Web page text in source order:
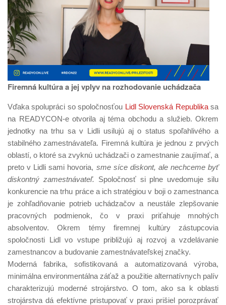
Firemná kultúra a jej vplyv na rozhodovanie uchádzača
Vďaka spolupráci so spoločnosťou Lidl Slovenská Republikasa
na READYCON-e otvorila aj téma obchodu a služieb. Okrem
jednotky na trhu sa v Lidli usilujú aj o status spoľahlivého a
stabilného zamestnávateľa. Firemná kultúra je jednou z prvých
oblastí, o ktoré sa zvyknú uchádzači o zamestnanie zaujímať, a
preto v Lidli sami hovoria, sme síce diskont, ale nechceme byť
diskontný zamestnávateľ. Spoločnosť si plne uvedomuje silu
konkurencie na trhu práce a ich stratégiou v boji o zamestnanca
je zohľadňovanie potrieb uchádzačov a neustále zlepšovanie
pracovných podmienok, čo v praxi priťahuje mnohých
absolventov. Okrem témy firemnej kultúry zástupcovia
spoločnosti Lidl vo vstupe približujú aj rozvoj a vzdelávanie
zamestnancov a budovanie zamestnávateľskej značky.
Moderná fabrika, sofistikovaná a automatizovaná výroba,
minimálna environmentálna záťaž a použitie alternatívnych palív
charakterizujú moderné strojárstvo. O tom, ako sa k oblasti
strojárstva dá efektívne pristupovať v praxi prišiel porozprávať